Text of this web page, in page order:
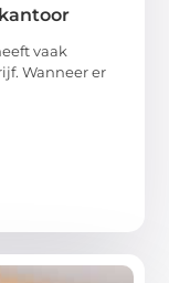
vaak
Wanneer er